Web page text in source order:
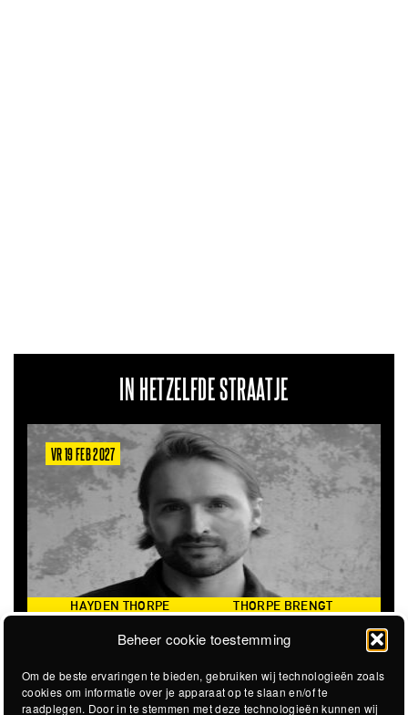
Beheer cookie toestemming
Om de beste ervaringen te bieden, gebruiken wij technologieën zoals
cookies om informatie over je apparaat op te slaan en/of te
raadplegen. Door in te stemmen met deze technologieën kunnen wij
IN HETZELFDE STRAATJE
VR 19 FEB 2027
HAYDEN THORPE
OF WILD BEASTS (UK)
THORPE BRENGT
BEASTS WEER TEN GEHORE